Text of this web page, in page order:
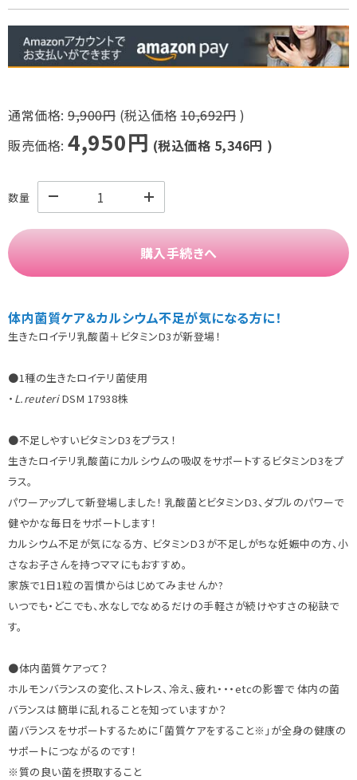
通常価格: 9,900円 (税込価格10,692円 )
販売価格: 4,950円 (税込価格 5,346円 )
数量
購入手続きへ
体内菌質ケア＆カルシウム不足が気になる方に！
生きたロイテリ乳酸菌＋ビタミンD3が新登場！
●1種の生きたロイテリ菌使用
・ L.reuteriDSM 17938株
●不足しやすいビタミンD3をプラス！
生きたロイテリ乳酸菌にカルシウムの吸収をサポートするビタミンD3をプ
ラス。
パワーアップして新登場しました！ 乳酸菌とビタミンD3、ダブルのパワーで
健やかな毎日をサポートします！
カルシウム不足が気になる方、 ビタミンD３が不足しがちな妊娠中の方、小
さなお子さんを持つママにもおすすめ。
家族で1日1粒の習慣からはじめてみませんか?
いつでも・どこでも、水なしでなめるだけの手軽さが続けやすさの秘訣で
す。
●体内菌質ケアって？
ホルモンバランスの変化、ストレス、冷え、疲れ・・・etcの影響で 体内の菌
バランスは簡単に乱れることを知っていますか？
菌バランスをサポートするために「菌質ケアをすること※」が全身の健康の
サポートにつながるのです！
※質の良い菌を摂取すること